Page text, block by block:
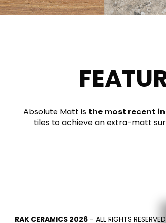
BRICKS MARMOR STEIN
ZEITGENÖSSISCHE UNI
WASSERKLOSETTSWASCHBECKEN BIDETS
ZUBEHÖR FLUSHING
SYSTEM
Absolute Matt is the most recent
tiles to achieve an extra-matt
RAK CERAMICS 2026 - ALL RIGHTS RESERVED